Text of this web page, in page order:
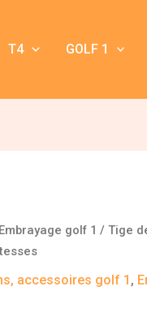
T4 GOLF 1
golf 1 / Tige
accessoires golf 1 ,